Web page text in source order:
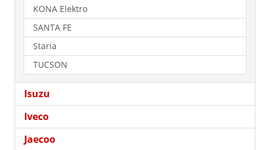
KONA Elektro
SANTA FE
Staria
TUCSON
Isuzu
Iveco
Jaecoo